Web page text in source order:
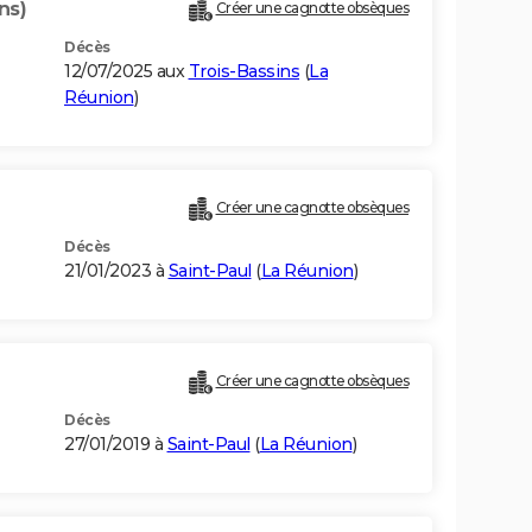
Créer une cagnotte obsèques
Décès
12/07/2025 aux Trois-Bassins (La
Réunion)
Créer une cagnotte obsèques
Décès
21/01/2023 à Saint-Paul (La Réunion)
Créer une cagnotte obsèques
Décès
27/01/2019 à Saint-Paul (La Réunion)